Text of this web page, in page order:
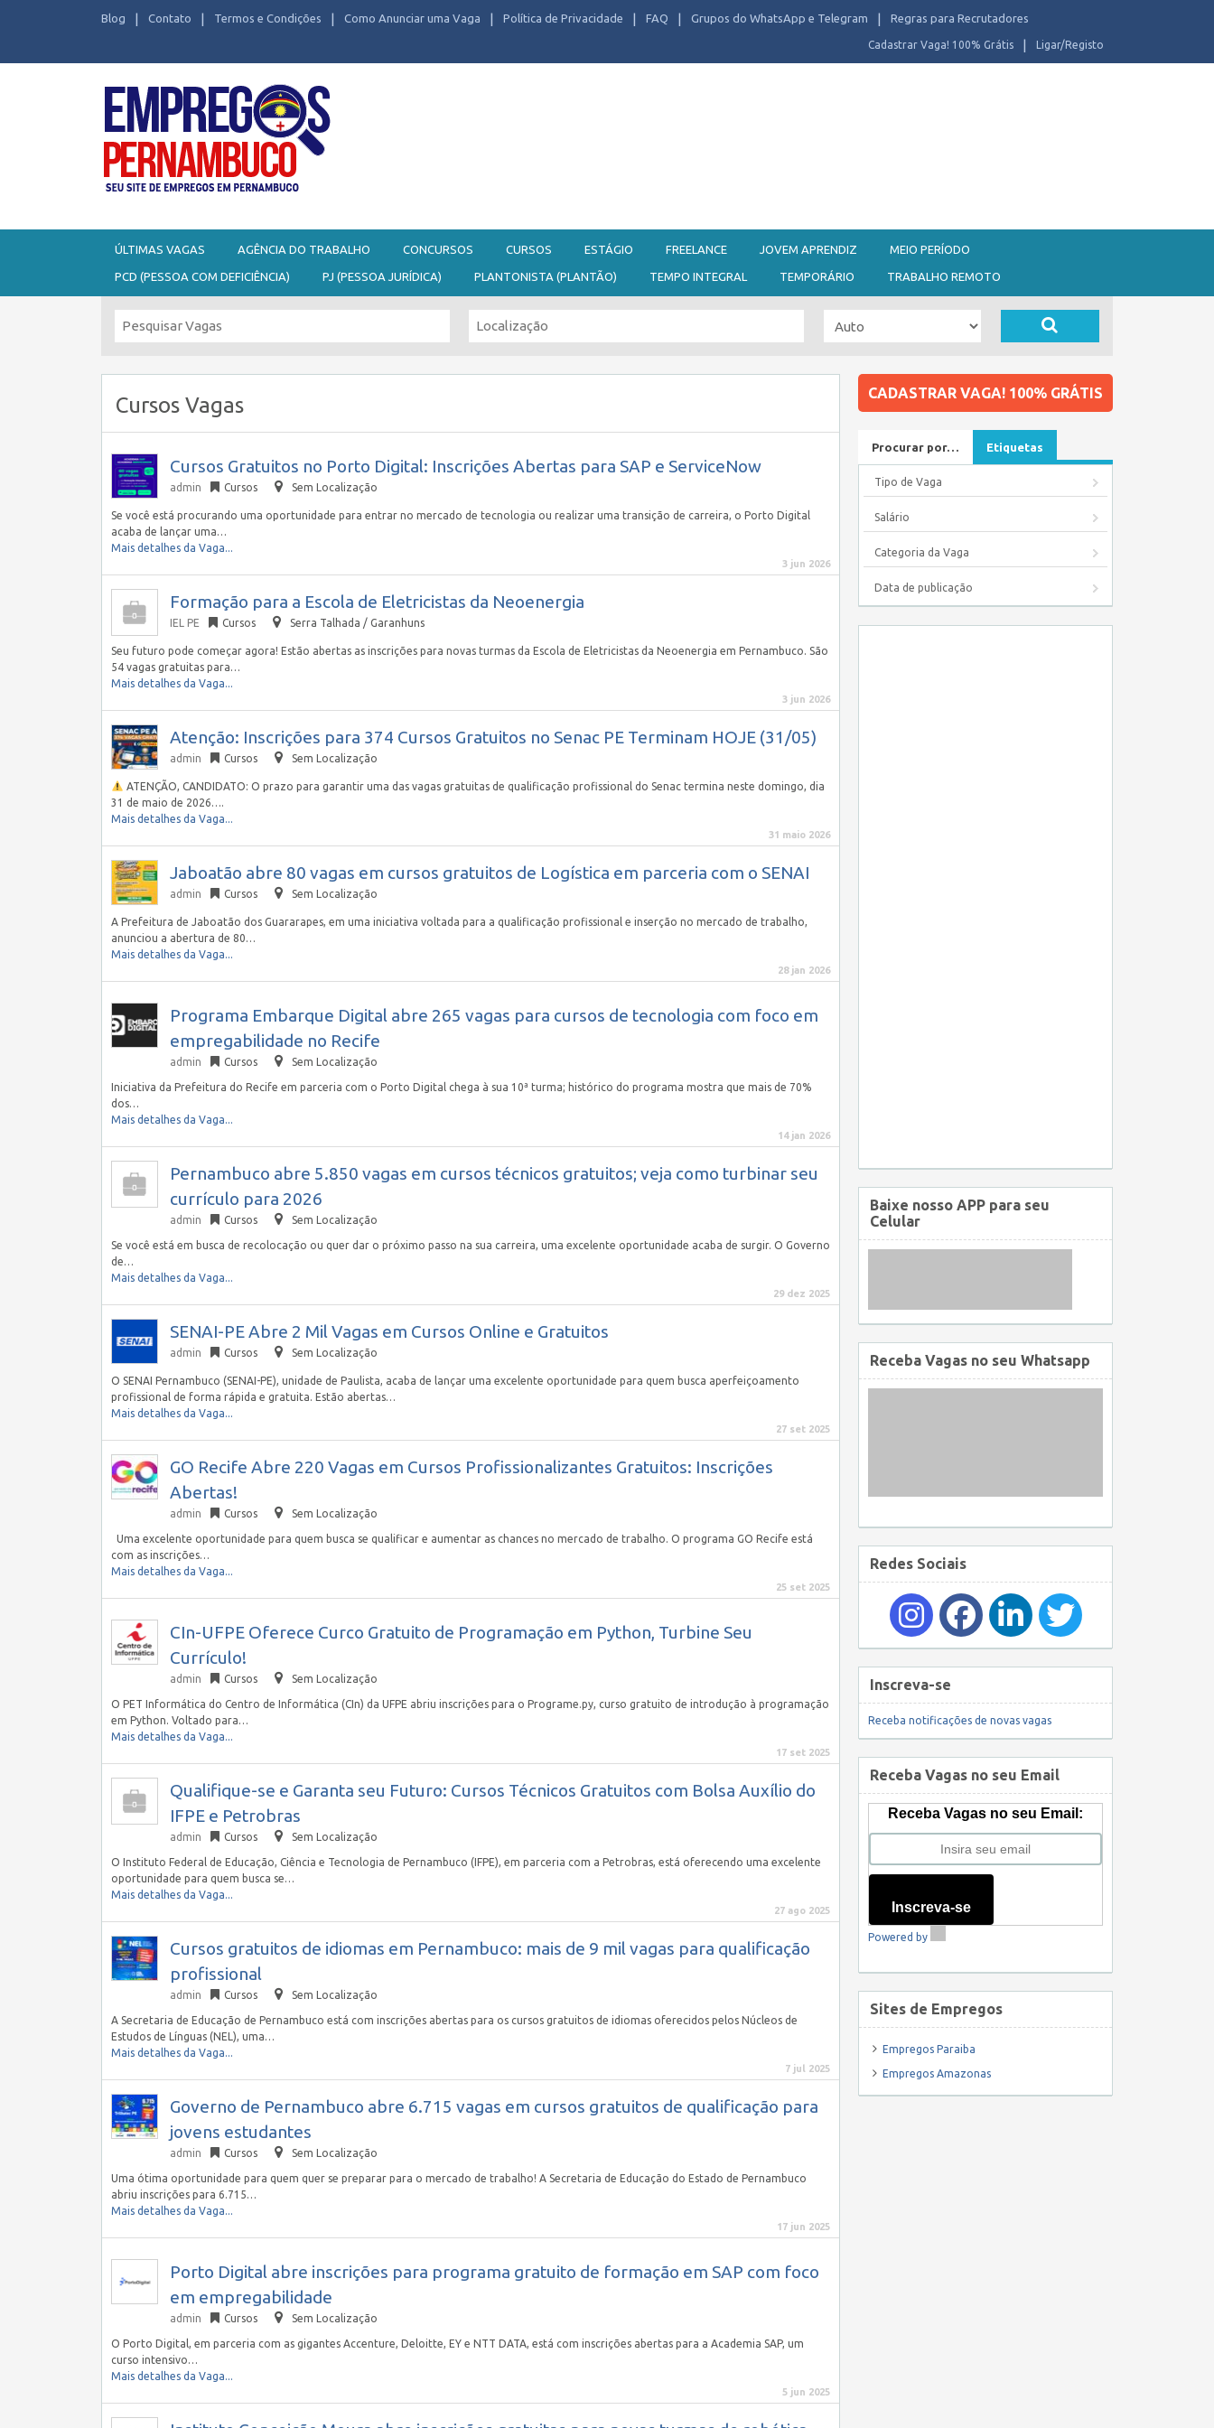
Blog Contato Termos e Condições Como Anunciar uma Vaga Política de Privacidade FAQ Grupos do WhatsApp e Telegram Regras para Recrutadores
Ligar/Registo
Cadastrar Vaga! 100% Grátis
ÚLTIMAS VAGAS AGÊNCIA DO TRABALHO CONCURSOS CURSOS ESTÁGIO FREELANCE JOVEM APRENDIZ MEIO PERÍODO
PCD (PESSOA COM DEFICIÊNCIA) PJ (PESSOA JURÍDICA) PLANTONISTA (PLANTÃO) TEMPO INTEGRAL TEMPORÁRIO TRABALHO REMOTO
Cursos Vagas
Cursos Gratuitos no Porto Digital: Inscrições Abertas para SAP e ServiceNow
admin Cursos Sem Localização
Se você está procurando uma oportunidade para entrar no mercado de tecnologia ou realizar uma transição de carreira, o Porto Digital
acaba de lançar uma…
Mais detalhes da Vaga...
3 jun 2026
Formação para a Escola de Eletricistas da Neoenergia
IEL PE Cursos Serra Talhada / Garanhuns
Seu futuro pode começar agora! Estão abertas as inscrições para novas turmas da Escola de Eletricistas da Neoenergia em Pernambuco. São
54 vagas gratuitas para…
Mais detalhes da Vaga...
3 jun 2026
Atenção: Inscrições para 374 Cursos Gratuitos no Senac PE Terminam HOJE (31/05)
admin Cursos Sem Localização
ATENÇÃO, CANDIDATO: O prazo para garantir uma das vagas gratuitas de qualificação profissional do Senac termina neste domingo, dia
31 de maio de 2026….
Mais detalhes da Vaga...
31 maio 2026
Jaboatão abre 80 vagas em cursos gratuitos de Logística em parceria com o SENAI
admin Cursos Sem Localização
A Prefeitura de Jaboatão dos Guararapes, em uma iniciativa voltada para a qualificação profissional e inserção no mercado de trabalho,
anunciou a abertura de 80…
Mais detalhes da Vaga...
28 jan 2026
Programa Embarque Digital abre 265 vagas para cursos de tecnologia com foco em
empregabilidade no Recife
admin Cursos Sem Localização
Iniciativa da Prefeitura do Recife em parceria com o Porto Digital chega à sua 10ª turma; histórico do programa mostra que mais de 70%
dos…
Mais detalhes da Vaga...
14 jan 2026
Pernambuco abre 5.850 vagas em cursos técnicos gratuitos; veja como turbinar seu
currículo para 2026
admin Cursos Sem Localização
Se você está em busca de recolocação ou quer dar o próximo passo na sua carreira, uma excelente oportunidade acaba de surgir. O Governo
de…
Mais detalhes da Vaga...
29 dez 2025
SENAI-PE Abre 2 Mil Vagas em Cursos Online e Gratuitos
admin Cursos Sem Localização
O SENAI Pernambuco (SENAI-PE), unidade de Paulista, acaba de lançar uma excelente oportunidade para quem busca aperfeiçoamento
profissional de forma rápida e gratuita. Estão abertas…
Mais detalhes da Vaga...
27 set 2025
GO Recife Abre 220 Vagas em Cursos Profissionalizantes Gratuitos: Inscrições
Abertas!
admin Cursos Sem Localização
Uma excelente oportunidade para quem busca se qualificar e aumentar as chances no mercado de trabalho. O programa GO Recife está
com as inscrições…
Mais detalhes da Vaga...
25 set 2025
CIn-UFPE Oferece Curco Gratuito de Programação em Python, Turbine Seu
Currículo!
admin Cursos Sem Localização
O PET Informática do Centro de Informática (CIn) da UFPE abriu inscrições para o Programe.py, curso gratuito de introdução à programação
em Python. Voltado para…
Mais detalhes da Vaga...
17 set 2025
Qualifique-se e Garanta seu Futuro: Cursos Técnicos Gratuitos com Bolsa Auxílio do
IFPE e Petrobras
admin Cursos Sem Localização
O Instituto Federal de Educação, Ciência e Tecnologia de Pernambuco (IFPE), em parceria com a Petrobras, está oferecendo uma excelente
oportunidade para quem busca se…
Mais detalhes da Vaga...
27 ago 2025
Cursos gratuitos de idiomas em Pernambuco: mais de 9 mil vagas para qualificação
profissional
admin Cursos Sem Localização
A Secretaria de Educação de Pernambuco está com inscrições abertas para os cursos gratuitos de idiomas oferecidos pelos Núcleos de
Estudos de Línguas (NEL), uma…
Mais detalhes da Vaga...
7 jul 2025
Governo de Pernambuco abre 6.715 vagas em cursos gratuitos de qualificação para
jovens estudantes
admin Cursos Sem Localização
Uma ótima oportunidade para quem quer se preparar para o mercado de trabalho! A Secretaria de Educação do Estado de Pernambuco
abriu inscrições para 6.715…
Mais detalhes da Vaga...
17 jun 2025
Porto Digital abre inscrições para programa gratuito de formação em SAP com foco
em empregabilidade
admin Cursos Sem Localização
O Porto Digital, em parceria com as gigantes Accenture, Deloitte, EY e NTT DATA, está com inscrições abertas para a Academia SAP, um
curso intensivo…
Mais detalhes da Vaga...
5 jun 2025
CADASTRAR VAGA! 100% GRÁTIS
Procurar por… Etiquetas
Tipo de Vaga
Salário
Categoria da Vaga
Data de publicação
Baixe nosso APP para seu
Celular
Receba Vagas no seu Whatsapp
Redes Sociais
Inscreva-se
Receba notificações de novas vagas
Receba Vagas no seu Email
Receba Vagas no seu Email:
Inscreva-se
Powered by
Sites de Empregos
Empregos Paraiba
Empregos Amazonas